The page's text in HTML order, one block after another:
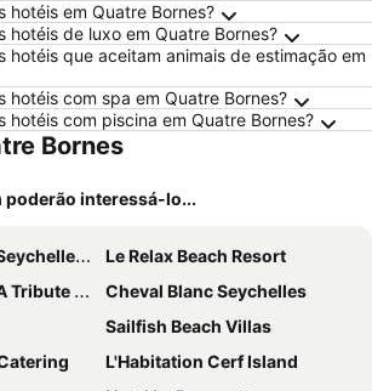
hotéis em Quatre Bornes?
hotéis de luxo em Quatre Bornes?
hotéis que aceitam animais de estimação em
hotéis com spa em Quatre Bornes?
hotéis com piscina em Quatre Bornes?
Bornes
poderão interessá-lo...
Resort
Le Relax Beach Resort
Resort
Cheval Blanc Seychelles
Sailfish Beach Villas
L'Habitation Cerf Island